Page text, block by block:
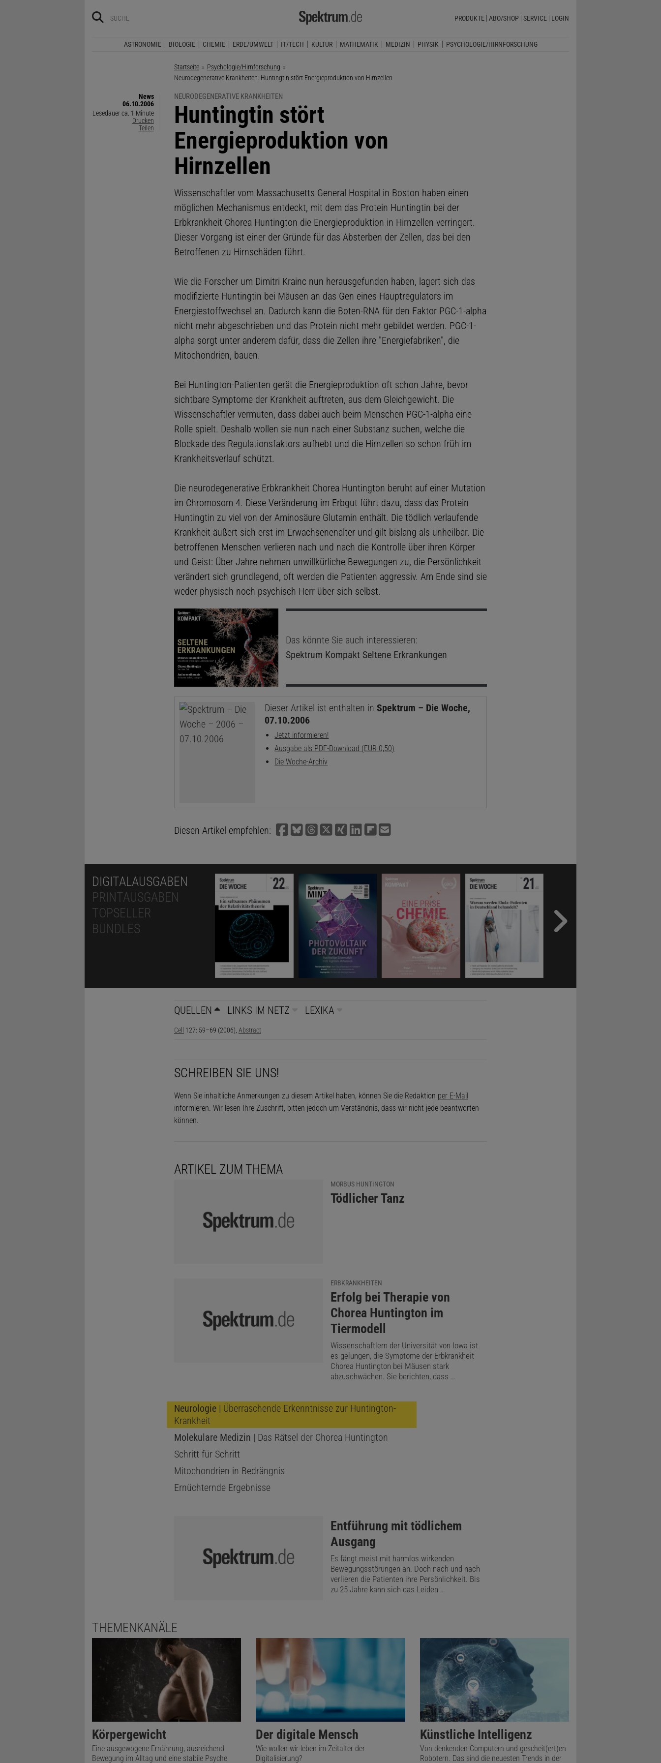
PRODUKTE ABO/SHOP SERVICE LOGIN
ASTRONOMIE BIOLOGIE CHEMIE ERDE/UMWELT IT/TECH KULTUR MATHEMATIK MEDIZIN PHYSIK PSYCHOLOGIE/HIRNFORSCHUNG
Startseite
Psychologie/Hirnforschung
Aktuelle Seite:
Neurodegenerative Krankheiten: Huntingtin stört Energieproduktion von Hirnzellen
News
06.10.2006
Lesedauer ca. 1 Minute
Drucken
Teilen
NEURODEGENERATIVE KRANKHEITEN
:
Huntingtin stört
Energieproduktion von
Hirnzellen
Wissenschaftler vom Massachusetts General Hospital in Boston haben einen
möglichen Mechanismus entdeckt, mit dem das Protein Huntingtin bei der
Erbkrankheit Chorea Huntington die Energieproduktion in Hirnzellen verringert.
Dieser Vorgang ist einer der Gründe für das Absterben der Zellen, das bei den
Betroffenen zu Hirnschäden führt.
Wie die Forscher um Dimitri Krainc nun herausgefunden haben, lagert sich das
modifizierte Huntingtin bei Mäusen an das Gen eines Hauptregulators im
Energiestoffwechsel an. Dadurch kann die Boten-RNA für den Faktor PGC-1-alpha
nicht mehr abgeschrieben und das Protein nicht mehr gebildet werden. PGC-1-
alpha sorgt unter anderem dafür, dass die Zellen ihre "Energiefabriken", die
Mitochondrien, bauen.
Bei Huntington-Patienten gerät die Energieproduktion oft schon Jahre, bevor
sichtbare Symptome der Krankheit auftreten, aus dem Gleichgewicht. Die
Wissenschaftler vermuten, dass dabei auch beim Menschen PGC-1-alpha eine
Rolle spielt. Deshalb wollen sie nun nach einer Substanz suchen, welche die
Blockade des Regulationsfaktors aufhebt und die Hirnzellen so schon früh im
Krankheitsverlauf schützt.
Die neurodegenerative Erbkrankheit Chorea Huntington beruht auf einer Mutation
im Chromosom 4. Diese Veränderung im Erbgut führt dazu, dass das Protein
Huntingtin zu viel von der Aminosäure Glutamin enthält. Die tödlich verlaufende
Krankheit äußert sich erst im Erwachsenenalter und gilt bislang als unheilbar. Die
betroffenen Menschen verlieren nach und nach die Kontrolle über ihren Körper
und Geist: Über Jahre nehmen unwillkürliche Bewegungen zu, die Persönlichkeit
verändert sich grundlegend, oft werden die Patienten aggressiv. Am Ende sind sie
weder physisch noch psychisch Herr über sich selbst.
Das könnte Sie auch interessieren:
Spektrum Kompakt Seltene Erkrankungen
Dieser Artikel ist enthalten inSpektrum – Die Woche,
07.10.2006
Jetzt informieren!
Ausgabe als PDF-Download (EUR 0,50)
Die Woche-Archiv
Diesen Artikel empfehlen:
DIGITALAUSGABEN
PRINTAUSGABEN
TOPSELLER
BUNDLES
QUELLEN LINKS IM NETZ LEXIKA
Cell 127: 59–69 (2006), Abstract
SCHREIBEN SIE UNS!
Wenn Sie inhaltliche Anmerkungen zu diesem Artikel haben, können Sie die Redaktion per E-Mail
informieren. Wir lesen Ihre Zuschrift, bitten jedoch um Verständnis, dass wir nicht jede beantworten
können.
ARTIKEL ZUM THEMA
MORBUS HUNTINGTON
:
Tödlicher Tanz
ERBKRANKHEITEN
:
Erfolg bei Therapie von
Chorea Huntington im
Tiermodell
Wissenschaftlern der Universität von Iowa ist
es gelungen, die Symptome der Erbkrankheit
Chorea Huntington bei Mäusen stark
abzuschwächen. Sie berichten, dass …
Neurologie| Überraschende Erkenntnisse zur Huntington-
Krankheit
Molekulare Medizin | Das Rätsel der Chorea Huntington
Schritt für Schritt
Mitochondrien in Bedrängnis
Ernüchternde Ergebnisse
:
Entführung mit tödlichem
Ausgang
Es fängt meist mit harmlos wirkenden
Bewegungsstörungen an. Doch nach und nach
verlieren die Patienten ihre Persönlichkeit. Bis
zu 25 Jahre kann sich das Leiden …
THEMENKANÄLE
Körpergewicht
Eine ausgewogene Ernährung, ausreichend
Bewegung im Alltag und eine stabile Psyche
Der digitale Mensch
Wie wollen wir leben im Zeitalter der
Digitalisierung?
Künstliche Intelligenz
Von denkenden Computern und gescheit(ert)en
Robotern. Das sind die neuesten Trends in der